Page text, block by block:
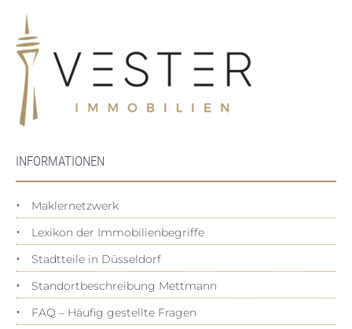
INFORMATIONEN
Maklernetzwerk
Lexikon der Immobilienbegriffe
Stadtteile in Düsseldorf
Standortbeschreibung Mettmann
FAQ – Häufig gestellte Fragen